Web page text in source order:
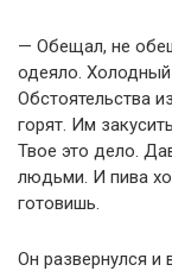
— Обещал, не
одеяло.
Обстоятельства
горят. Им
Твое это дело.
людьми. И пива
готовишь.
Он развернулся и